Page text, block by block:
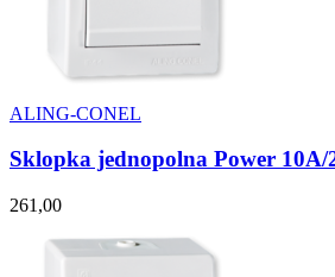
ALING-CONEL
Sklopka jednopolna Power 10A/
261,00